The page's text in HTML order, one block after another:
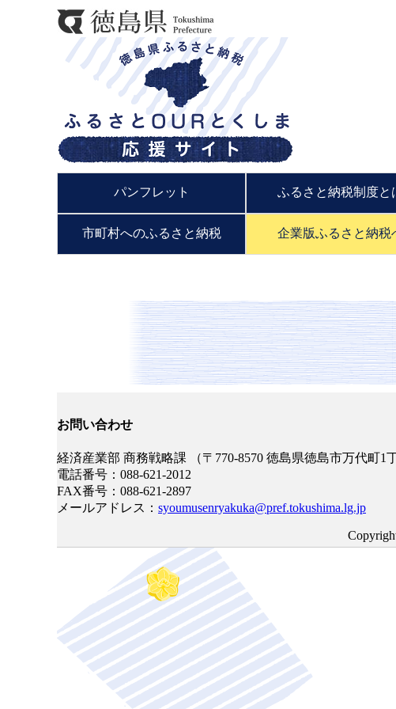
パンフレット ふるさと納税制度と
市町村へのふるさと納税 企業版ふるさと納税
お問い合わせ
経済産業部 商務戦略課 （〒770-8570 徳島県徳島市万代町1
電話番号：088-621-2012
FAX番号：088-621-2897
メールアドレス： syoumusenryakuka@pref.tokushima.lg.jp